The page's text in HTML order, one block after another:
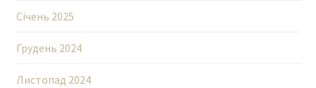
Січень 2025
Грудень 2024
Листопад 2024